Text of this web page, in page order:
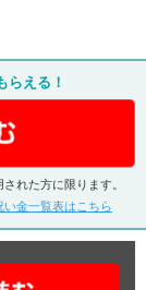
らえる！
れた方に限ります。
い金一覧表はこちら